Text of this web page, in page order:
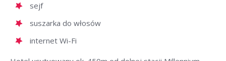
sejf
suszarka do włosów
internet Wi-Fi